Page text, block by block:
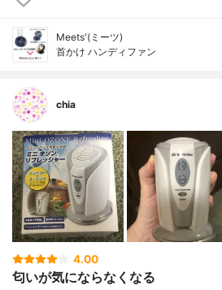
Meets'(ミーツ)
首かけ ハンディファン
chia
4.00
匂いが気にならなくなる